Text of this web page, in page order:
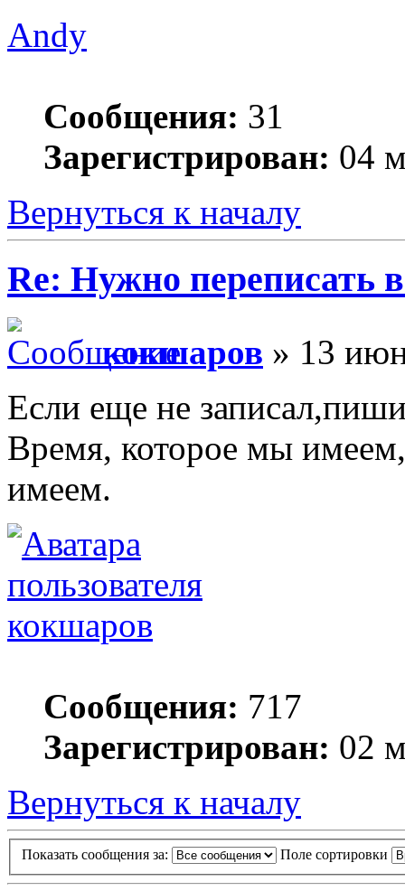
Andy
Сообщения: 31
Зарегистрирован: 04
Вернуться к началу
Re: Нужно переписать
кокшаров » 13
Если еще не
Время, которое мы
имеем.
кокшаров
Сообщения: 717
Зарегистрирован: 02
Вернуться к началу
Показать сообщения за: Поле сортировки